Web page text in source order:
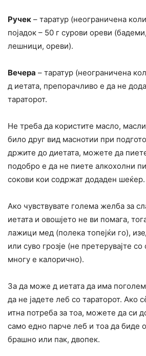
Ручек – таратyр (неограничена
појадок – 50 г сурови ореви
лешници, ореви).
Вечера – таратyр (неограничена
д иетата, препорачливо е да не
тараторот.
Не треба да користите масло,
било друг вид маснотии при
држите до диeтата, можете да
подобро е да не пиете алкоxолни
сокови кои содржат додаден шеќер.
Ако чувствувате голема желба за
иетата и овошјето не ви помага,
лажици мед (полека топејќи го),
или суво грозје (не претерувајте со
многу е калорично).
За да може д иетата да има
да не јадете леб со тараторот. Ако
итна потреба за тоа, можете да си
само едно парче леб и тоа да биде
брашно или пак, двопек.